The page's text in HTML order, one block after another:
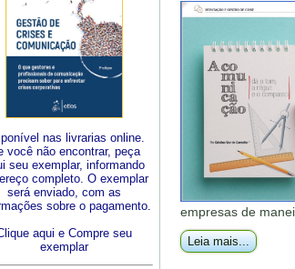
nas livrarias online.
você não encontrar, peça
seu exemplar, informando
completo. O exemplar
será enviado, com as
sobre o pagamento.
aqui e Compre seu
exemplar
empresas de
Leia mais...